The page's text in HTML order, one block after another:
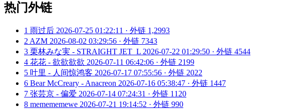
热门外链
1 雨过后 2026-07-25 01:22:11 · 外链 1,2993
2 AZM 2026-08-02 03:29:56 · 外链 7343
3 栗林みな実 - STRAIGHT JET_L 2026-07-22 01:29:50 · 外链 4544
4 花花 - 欲欲欲欲 2026-07-11 06:42:06 · 外链 2199
5 叶里 - 人间惊鸿客 2026-07-17 07:55:56 · 外链 2022
6 Bear McCreary - Anacreon 2026-07-16 05:38:47 · 外链 1447
7 张芸京 - 偏爱 2026-07-14 07:24:31 · 外链 1120
8 memememewe 2026-07-21 19:14:52 · 外链 990